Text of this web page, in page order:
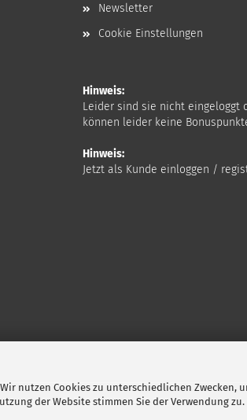
nutzen Cookies zu unterschiedlichen Zwecken,
der Website stimmen Sie der Verwendung zu.
Newsletter
Cookie Einstellungen
Hinweis:
Leider sind sie nicht eingeloggt
können leider keine
Hinweis:
Jetzt als Kunde einloggen /
erstellenmit Gambio.de © 2026